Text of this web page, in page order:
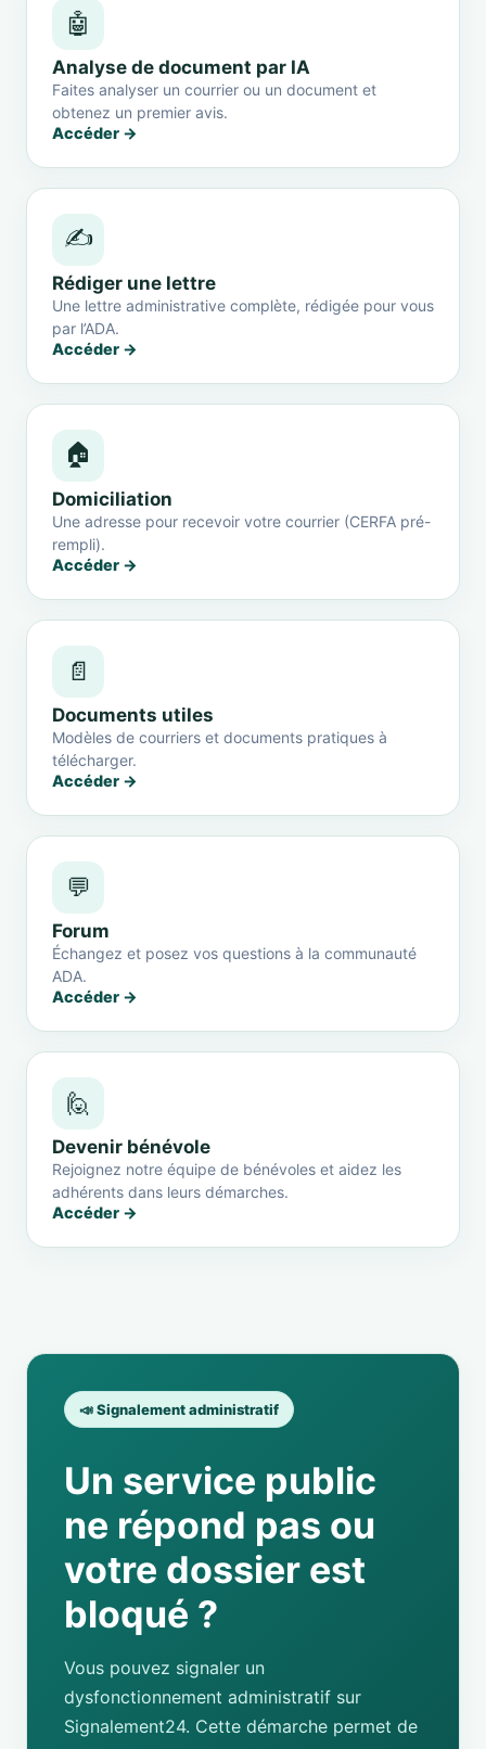
🤖
Analyse de document par IA
Faites analyser un courrier ou un document et
obtenez un premier avis.
Accéder →
✍️
Rédiger une lettre
Une lettre administrative complète, rédigée pour vous
par l’ADA.
Accéder →
🏠
Domiciliation
Une adresse pour recevoir votre courrier (CERFA pré-
rempli).
Accéder →
📄
Documents utiles
Modèles de courriers et documents pratiques à
télécharger.
Accéder →
💬
Forum
Échangez et posez vos questions à la communauté
ADA.
Accéder →
🙋
Devenir bénévole
Rejoignez notre équipe de bénévoles et aidez les
adhérents dans leurs démarches.
Accéder →
📣 Signalement administratif
Un service public
ne répond pas ou
votre dossier est
bloqué ?
Vous pouvez signaler un
dysfonctionnement administratif sur
Signalement24. Cette démarche permet de